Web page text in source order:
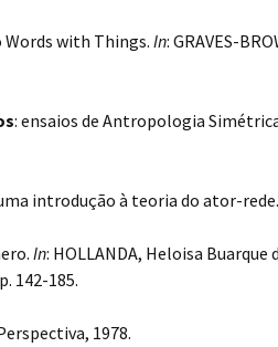
Words with Things. In: GRAVES-
: ensaios de Antropologia
introdução à teoria do ator-
In: HOLLANDA, Heloisa Buarque
142-185.
1978.